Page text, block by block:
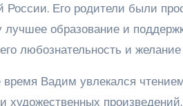
России. Его родители были
лучшее образование и
любознательность и
Вадим увлекался
художественных